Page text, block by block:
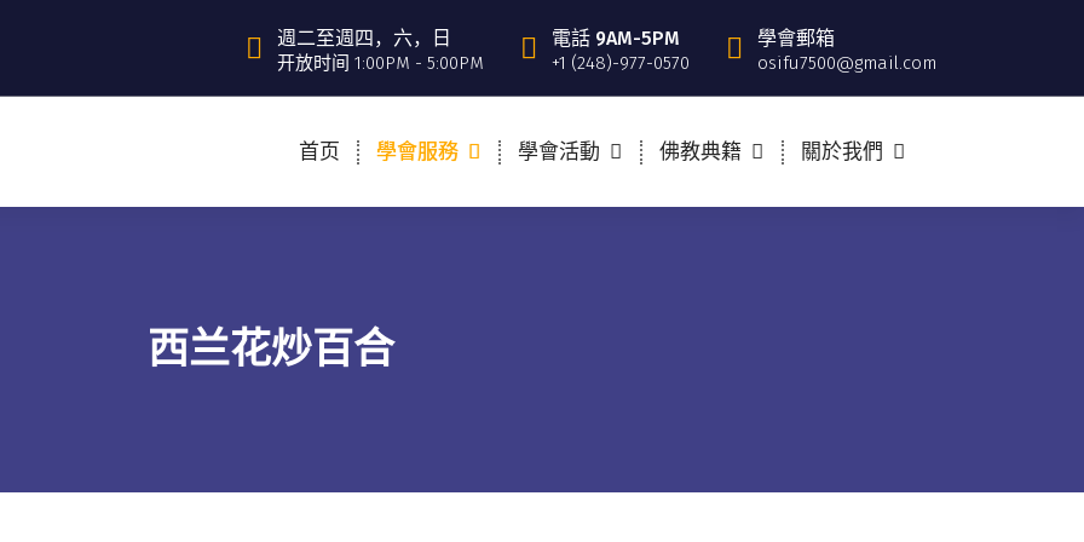
週二至週四，六，日
开放时间 1:00PM - 5:00PM
電話 9AM-5PM
+1 (248)-977-0570
學會郵箱
osifu7500@gmail.com
首页 學會服務 學會活動 佛教典籍 關於我們
西兰花炒百合